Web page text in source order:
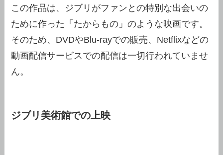
この作品は、ジブリがファンとの特別な出会いの
ために作った「たからもの」のような映画です。
そのため、DVDやBlu-rayでの販売、Netflixなどの
動画配信サービスでの配信は一切行われていませ
ん。
ジブリ美術館での上映